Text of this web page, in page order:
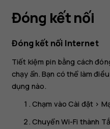
sử
dụng
Nokia
8.1
Đóng kết nối
Đóng kết nối Internet
Tiết kiệm pin bằng cách
chạy ẩn. Bạn có thể làm
dụng nào.
Chạm vàoCài đặt >
Chuyển Wi-Fi thành